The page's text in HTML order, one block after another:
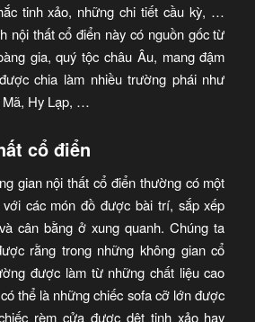
tinh xảo, những chi tiết cầu kỳ, …
nội thất cổ điển này có nguồn gốc từ
gia, quý tộc châu Âu, mang đậm
chia làm nhiều trường phái như
Mã, Hy Lạp, …
cổ điển
gian nội thất cổ điển thường có một
các món đồ được bài trí, sắp xếp
cân bằng ở xung quanh. Chúng ta
rằng trong những không gian cổ
được làm từ những chất liệu cao
thể là những chiếc sofa cỡ lớn được
rèm cửa được dệt tinh xảo hay